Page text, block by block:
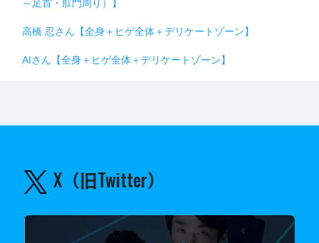
～足首・肛門周り）】
高橋 忍さん【全身＋ヒゲ全体＋デリケートゾーン】
AIさん【全身＋ヒゲ全体＋デリケートゾーン】
X（旧Twitter）